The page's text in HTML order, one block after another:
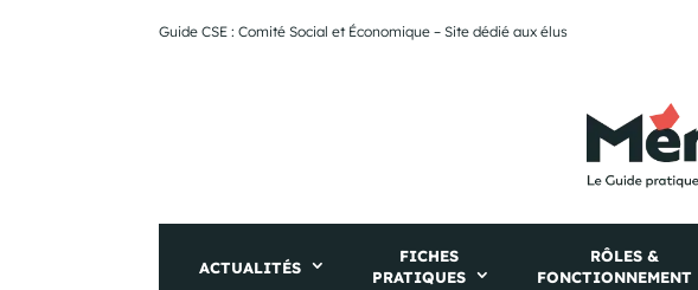
Guide CSE : Comité Social et Économique – Site dédié aux élus
ACTUALITÉS
FICHES
PRATIQUES
RÔLES &
FONCTIONNEMENT